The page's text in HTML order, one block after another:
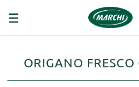
navigazione
☰
ORIGANO